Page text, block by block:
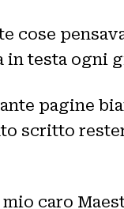
cose
in testa ogni
pagine
scritto
caro